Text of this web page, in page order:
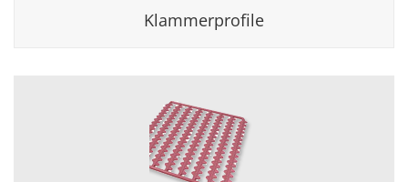
Klammerprofile